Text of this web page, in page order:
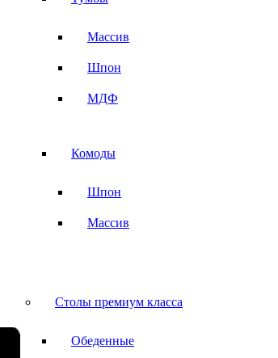
Массив
Шпон
МДФ
Комоды
Шпон
Массив
Столы премиум класса
Обеденные